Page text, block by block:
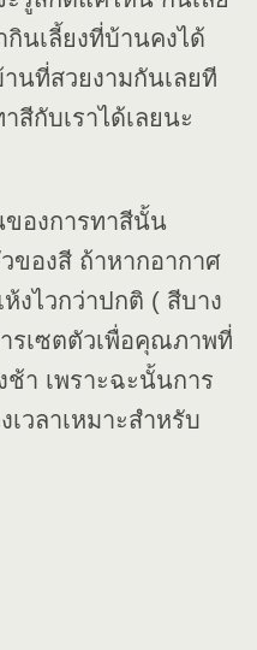
กินเลี้ยงที่บ้านคงได้
นที่สวยงามกันเลยที
สีกับเราได้เลยนะ
องการทาสีนั้น
องสี ถ้าหากอากาศ
งไวกว่าปกติ ( สีบาง
รเซตตัวเพื่อคุณภาพที่
า เพราะฉะนั้นการ
วลาเหมาะสำหรับ